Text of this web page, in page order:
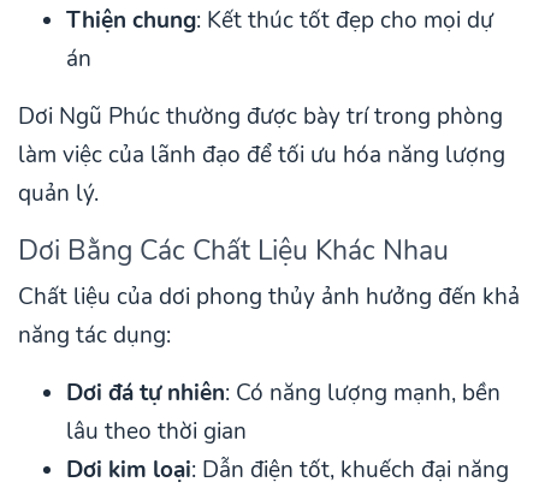
Thiện chung: Kết thúc tốt đẹp cho mọi dự
án
Dơi Ngũ Phúc thường được bày trí trong phòng
làm việc của lãnh đạo để tối ưu hóa năng lượng
quản lý.
Dơi Bằng Các Chất Liệu Khác Nhau
Chất liệu của dơi phong thủy ảnh hưởng đến khả
năng tác dụng:
Dơi đá tự nhiên: Có năng lượng mạnh, bền
lâu theo thời gian
Dơi kim loại: Dẫn điện tốt, khuếch đại năng